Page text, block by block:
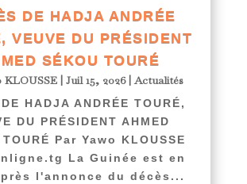
DE HADJA ANDRÉE
VEUVE DU PRÉSIDENT
SÉKOU TOURÉ
KLOUSSE |Juil 15, 2026|Actualités
HADJA ANDRÉE TOURÉ,
DU PRÉSIDENT AHMED
TOURÉ Par Yawo KLOUSSE
La Guinée est en
l'annonce du décès...